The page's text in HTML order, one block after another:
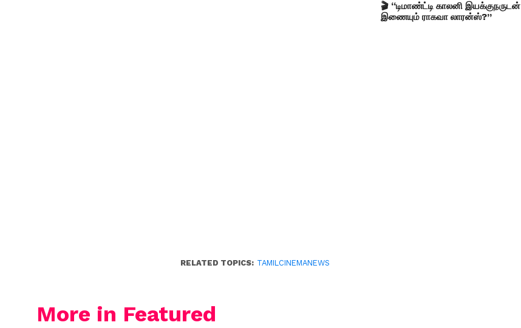
🎬 “டிமாண்ட்டி காலனி இயக்குநருடன்
இணையும் ராகவா லாரன்ஸ்?”
RELATED TOPICS: TAMILCINEMANEWS
More in Featured